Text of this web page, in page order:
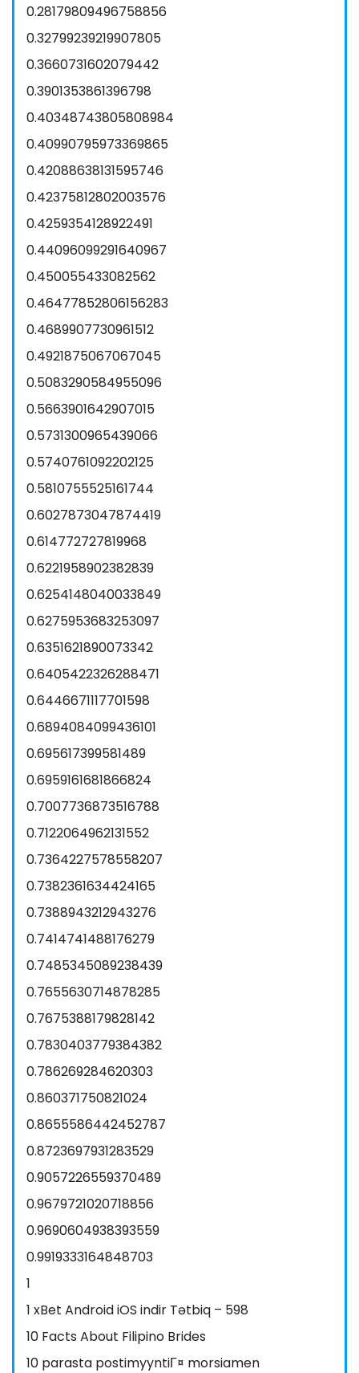
0.28179809496758856
0.32799239219907805
0.3660731602079442
0.3901353861396798
0.40348743805808984
0.40990795973369865
0.42088638131595746
0.42375812802003576
0.4259354128922491
0.44096099291640967
0.450055433082562
0.46477852806156283
0.4689907730961512
0.4921875067067045
0.5083290584955096
0.5663901642907015
0.5731300965439066
0.5740761092202125
0.5810755525161744
0.6027873047874419
0.614772727819968
0.6221958902382839
0.6254148040033849
0.6275953683253097
0.6351621890073342
0.6405422326288471
0.6446671117701598
0.6894084099436101
0.695617399581489
0.6959161681866824
0.7007736873516788
0.7122064962131552
0.7364227578558207
0.7382361634424165
0.7388943212943276
0.7414741488176279
0.7485345089238439
0.7655630714878285
0.7675388179828142
0.7830403779384382
0.786269284620303
0.860371750821024
0.8655586442452787
0.8723697931283529
0.9057226559370489
0.9679721020718856
0.9690604938393559
0.9919333164848703
1
1 xBet Android iOS indir Tətbiq – 598
10 Facts About Filipino Brides
10 parasta postimyyntiГ¤ morsiamen